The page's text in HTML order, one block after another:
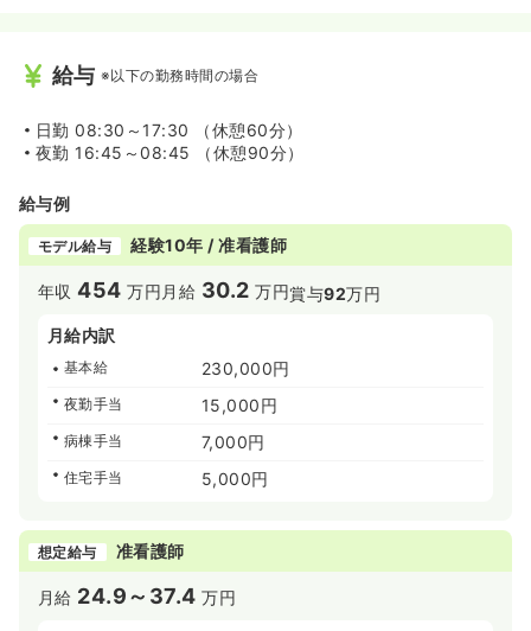
給与 ※以下の勤務時間の場合
日勤 08:30～17:30 （休憩60分）
夜勤 16:45～08:45 （休憩90分）
給与例
モデル給与 経験10年 / 准看護師
年収454 万円 月給 30.2 万円賞与92万円
月給内訳
基本給 230,000円
夜勤手当 15,000円
病棟手当 7,000円
住宅手当 5,000円
想定給与 准看護師
月給 24.9～37.4 万円